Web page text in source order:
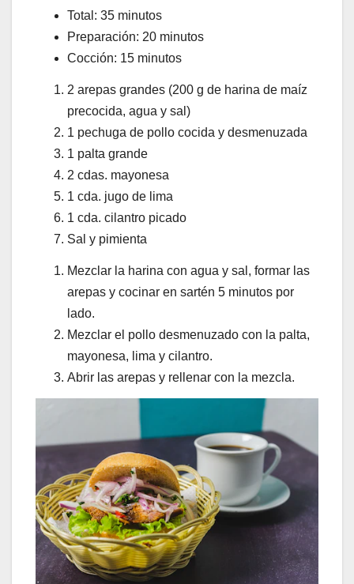
Total: 35 minutos
Preparación: 20 minutos
Cocción: 15 minutos
2 arepas grandes (200 g de harina de maíz
precocida, agua y sal)
1 pechuga de pollo cocida y desmenuzada
1 palta grande
2 cdas. mayonesa
1 cda. jugo de lima
1 cda. cilantro picado
Sal y pimienta
Mezclar la harina con agua y sal, formar las
arepas y cocinar en sartén 5 minutos por
lado.
Mezclar el pollo desmenuzado con la palta,
mayonesa, lima y cilantro.
Abrir las arepas y rellenar con la mezcla.